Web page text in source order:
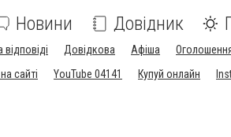
Новини Довідник
відповіді Довідкова Афіша
сайті YouTube 04141 Купуй онлайн